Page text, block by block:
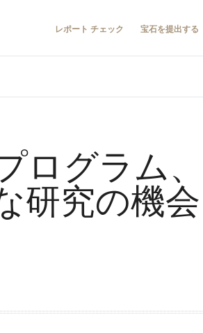
レポート チェック 宝石を提出する
ログラム
研究の機